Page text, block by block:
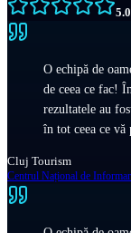
5.0
O echipă de
de ceea ce fac!
rezultatele au
în tot ceea ce vă
Cluj Tourism
Centrul Național de